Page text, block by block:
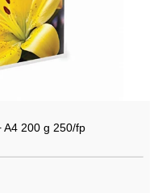
A4 200 g 250/fp